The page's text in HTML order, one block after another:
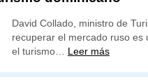
David Collado, ministro de
recuperar el mercado ruso es
el turismo… Leer más